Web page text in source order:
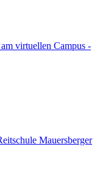
virtuellen Campus -
Mauersberger